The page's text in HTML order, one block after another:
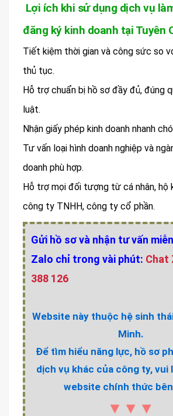
Lợi ích khi sử dụng dịch vụ
đăng ký kinh doanh tại Tuyên
Tiết kiệm thời gian và công sức so
thủ tục.
Hỗ trợ chuẩn bị hồ sơ đầy đủ, đúng
luật.
Nhận giấy phép kinh doanh nhanh
Tư vấn loại hình doanh nghiệp và
doanh phù hợp.
Hỗ trợ mọi đối tượng từ cá nhân, hộ
công ty TNHH, công ty cổ phần.
Gửi hồ sơ và nhận tư vấn
Zalo chỉ trong vài phút: Chat
388 126
Website này thuộc hệ sinh
Minh.
Để tìm hiểu năng lực, hồ sơ
dịch vụ khác của công ty, vui
website chính thức
▼▼▼